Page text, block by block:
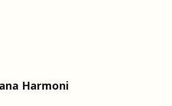
Harmoni